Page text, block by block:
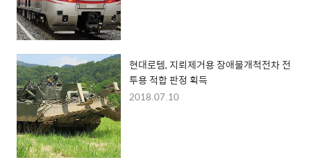
현대로템, 지뢰제거용 장애물개척전차 전
투용 적합 판정 획득
2018.07.10